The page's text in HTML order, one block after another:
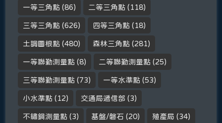
一等三角點 (86) 二等三角點 (118)
三等三角點 (626) 四等三角點 (18)
土調圖根點 (480) 森林三角點 (281)
一等聯勤測量點 (8) 二等聯勤測量點 (25)
三等聯勤測量點 (73) 一等水準點 (53)
小水準點 (12) 交通局遞信部 (3)
不鏽鋼測量點 (3) 基盤/磐石 (20) 殖產局 (34)